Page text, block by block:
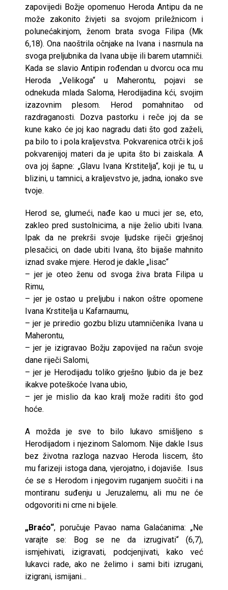
zapovijedi Božje opomenuo Heroda Antipu da ne
može zakonito živjeti sa svojom priležnicom i
polunećakinjom, ženom brata svoga Filipa (Mk
6,18). Ona naoštrila očnjake na Ivana i nasrnula na
svoga preljubnika da Ivana ubije ili barem utamniči.
Kada se slavio Antipin rođendan u dvorcu oca mu
Heroda „Velikoga“ u Maherontu, pojavi se
odnekuda mlada Saloma, Herodijadina kći, svojim
izazovnim plesom. Herod pomahnitao od
razdraganosti. Dozva pastorku i reče joj da se
kune kako će joj kao nagradu dati što god zaželi,
pa bilo to i pola kraljevstva. Pokvarenica otrči k još
pokvarenijoj materi da je upita što bi zaiskala. A
ova joj šapne: „Glavu Ivana Krstitelja“, koji je tu, u
blizini, u tamnici, a kraljevstvo je, jadna, ionako sve
tvoje.
Herod se, glumeći, nađe kao u muci jer se, eto,
zakleo pred sustolnicima, a nije želio ubiti Ivana.
Ipak da ne prekrši svoje ljudske riječi grješnoj
plesačici, on dade ubiti Ivana, što bijaše mahnito
iznad svake mjere. Herod je dakle „lisac“
– jer je oteo ženu od svoga živa brata Filipa u
Rimu,
– jer je ostao u preljubu i nakon oštre opomene
Ivana Krstitelja u Kafarnaumu,
– jer je priredio gozbu blizu utamničenika Ivana u
Maherontu,
– jer je izigravao Božju zapovijed na račun svoje
dane riječi Salomi,
– jer je Herodijadu toliko grješno ljubio da je bez
ikakve poteškoće Ivana ubio,
– jer je mislio da kao kralj može raditi što god
hoće.
A možda je sve to bilo lukavo smišljeno s
Herodijadom i njezinom Salomom. Nije dakle Isus
bez životna razloga nazvao Heroda liscem, što
mu farizeji istoga dana, vjerojatno, i dojaviše. Isus
će se s Herodom i njegovim ruganjem suočiti i na
montiranu suđenju u Jeruzalemu, ali mu ne će
odgovoriti ni crne ni bijele.
„Braćo“, poručuje Pavao nama Galaćanima: „Ne
varajte se: Bog se ne da izrugivati“ (6,7),
ismjehivati, izigravati, podcjenjivati, kako već
lukavci rade, ako ne želimo i sami biti izrugani,
izigrani, ismijani…